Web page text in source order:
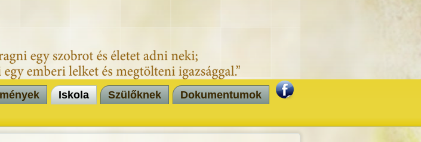
Iskola Szülőknek
Dokumentumok